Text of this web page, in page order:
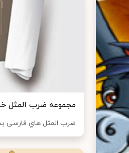
مجموعه ضرب المثل
ضرب المثل هاي‌ فارسی